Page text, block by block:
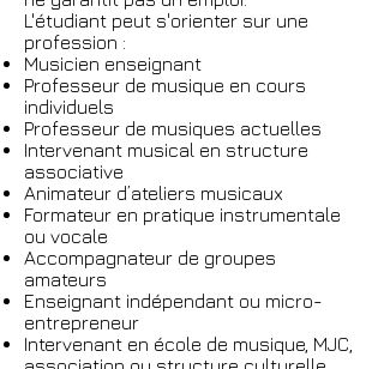
L'étudiant peut s'orienter sur une
profession :
Musicien enseignant
Professeur de musique en cours
individuels
Professeur de musiques actuelles
Intervenant musical en structure
associative
Animateur d’ateliers musicaux
Formateur en pratique instrumentale
ou vocale
Accompagnateur de groupes
amateurs
Enseignant indépendant ou micro-
entrepreneur
Intervenant en école de musique, MJC,